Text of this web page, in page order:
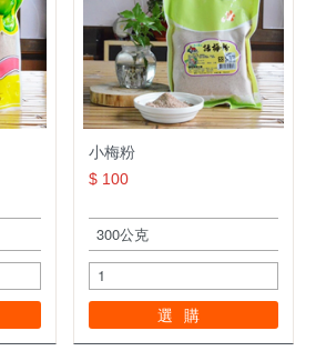
小梅粉
$ 100
選購